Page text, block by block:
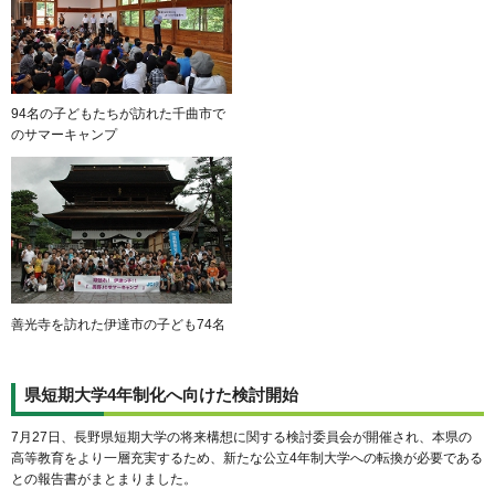
94名の子どもたちが訪れた千曲市で
のサマーキャンプ
善光寺を訪れた伊達市の子ども74名
県短期大学4年制化へ向けた検討開始
7月27日、長野県短期大学の将来構想に関する検討委員会が開催され、本県の
高等教育をより一層充実するため、新たな公立4年制大学への転換が必要である
との報告書がまとまりました。